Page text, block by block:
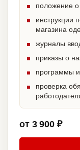
положение о
инструкции
магазина
журналы
приказы о
программы
проверка
от 3 900 ₽